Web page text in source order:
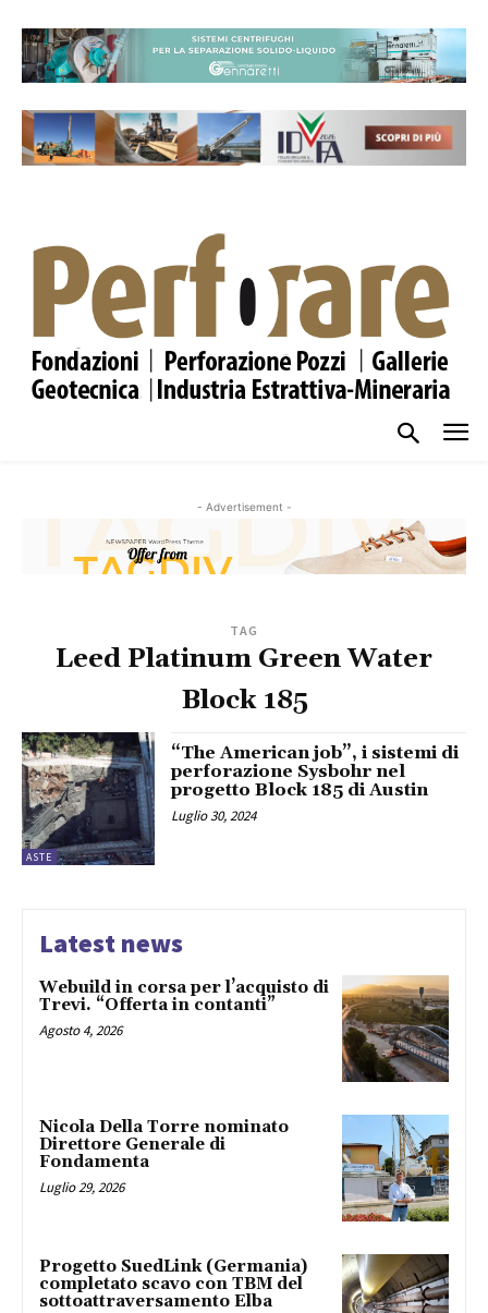
- Advertisement -
TAG
Leed Platinum Green Water
Block 185
ASTE
“The American job”, i sistemi di
perforazione Sysbohr nel
progetto Block 185 di Austin
Luglio 30, 2024
Latest news
Webuild in corsa per l’acquisto di
Trevi. “Offerta in contanti”
Agosto 4, 2026
Nicola Della Torre nominato
Direttore Generale di
Fondamenta
Luglio 29, 2026
Progetto SuedLink (Germania)
completato scavo con TBM del
sottoattraversamento Elba